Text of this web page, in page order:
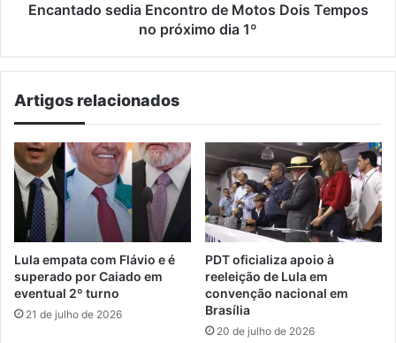
Encantado sedia Encontro de Motos Dois Tempos
no próximo dia 1º
Artigos relacionados
Lula empata com Flávio e é
superado por Caiado em
eventual 2º turno
21 de julho de 2026
PDT oficializa apoio à
reeleição de Lula em
convenção nacional em
Brasília
20 de julho de 2026